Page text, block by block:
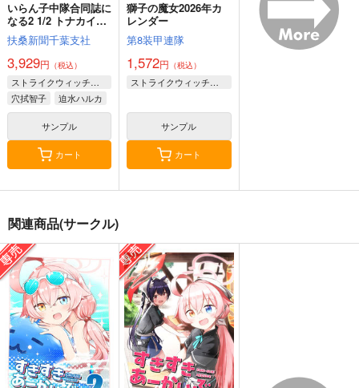
いらん子中隊合同誌に
なる2 1/2 トナカイの
逆襲
扶桑新聞千葉支社
3,929円 （税込）
ストライクウィッチーズ
穴拭智子
迫水ハルカ
エリザベス・F・ビューリング
サンプル
カート
獅子の魔女2026年カ
レンダー
第8装甲連隊
1,572円 （税込）
ストライクウィッチーズ
サンプル
カート
関連商品(サークル)